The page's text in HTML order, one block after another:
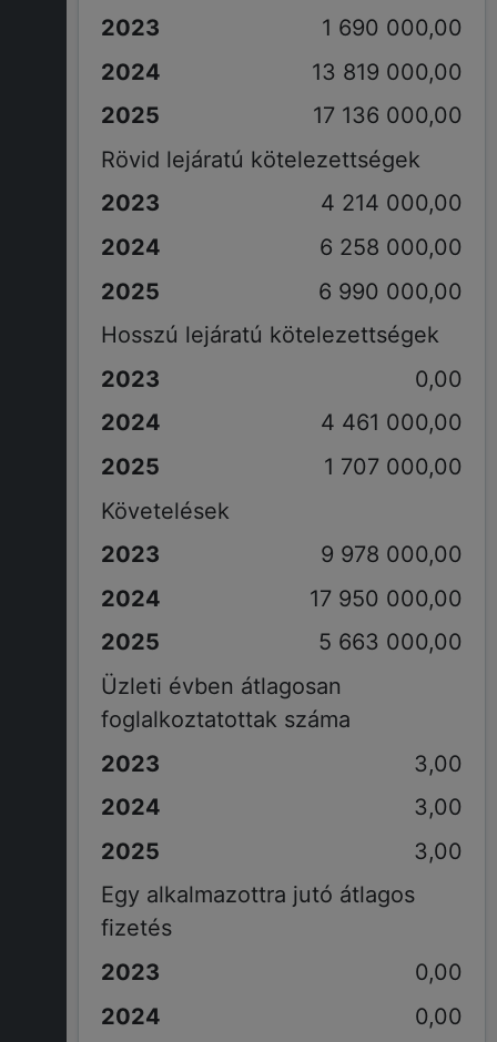
1 690 000,00
13 819 000,00
17 136 000,00
Rövid lejáratú kötelezettségek
4 214 000,00
6 258 000,00
6 990 000,00
Hosszú lejáratú kötelezettségek
0,00
4 461 000,00
1 707 000,00
Követelések
9 978 000,00
17 950 000,00
5 663 000,00
Üzleti évben átlagosan
foglalkoztatottak száma
3,00
3,00
3,00
Egy alkalmazottra jutó átlagos
fizetés
0,00
0,00